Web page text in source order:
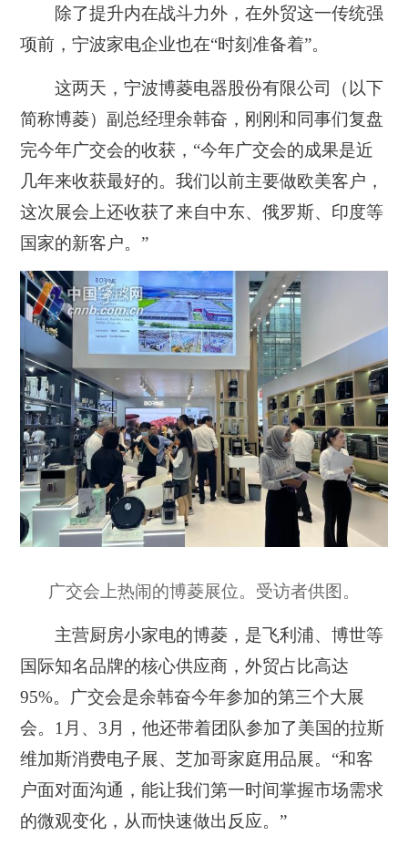
除了提升内在战斗力外，在外贸这一传统强
项前，宁波家电企业也在“时刻准备着”。
这两天，宁波博菱电器股份有限公司（以下
简称博菱）副总经理余韩奋，刚刚和同事们复盘
完今年广交会的收获，“今年广交会的成果是近
几年来收获最好的。我们以前主要做欧美客户，
这次展会上还收获了来自中东、俄罗斯、印度等
国家的新客户。”
广交会上热闹的博菱展位。受访者供图。
主营厨房小家电的博菱，是飞利浦、博世等
国际知名品牌的核心供应商，外贸占比高达
95%。广交会是余韩奋今年参加的第三个大展
会。1月、3月，他还带着团队参加了美国的拉斯
维加斯消费电子展、芝加哥家庭用品展。“和客
户面对面沟通，能让我们第一时间掌握市场需求
的微观变化，从而快速做出反应。”